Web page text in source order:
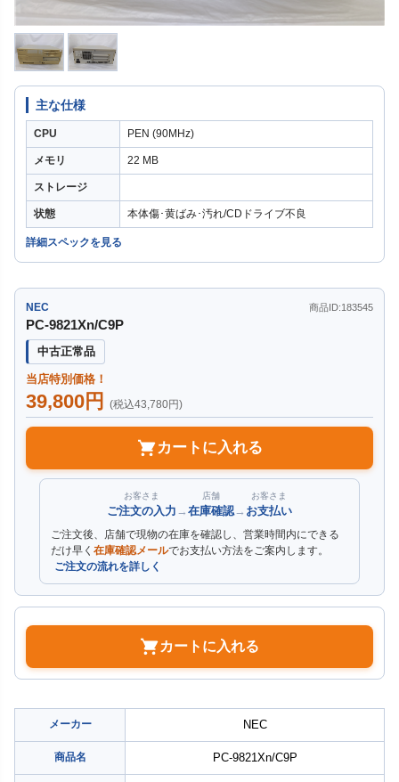
主な仕様
CPU PEN (90MHz)
メモリ 22 MB
ストレージ
状態 本体傷･黄ばみ･汚れ/CDドライブ不良
詳細スペックを見る
NEC 商品ID:183545
PC-9821Xn/C9P
中古正常品
当店特別価格！
39,800円 (税込43,780円)
カートに入れる
お客さま
ご注文の入力 →
店舗
在庫確認→
お客さま
お支払い
ご注文後、店舗で現物の在庫を確認し、営業時間内にできる
だけ早く 在庫確認メールでお支払い方法をご案内します。
ご注文の流れを詳しく
カートに入れる
メーカー NEC
商品名 PC-9821Xn/C9P